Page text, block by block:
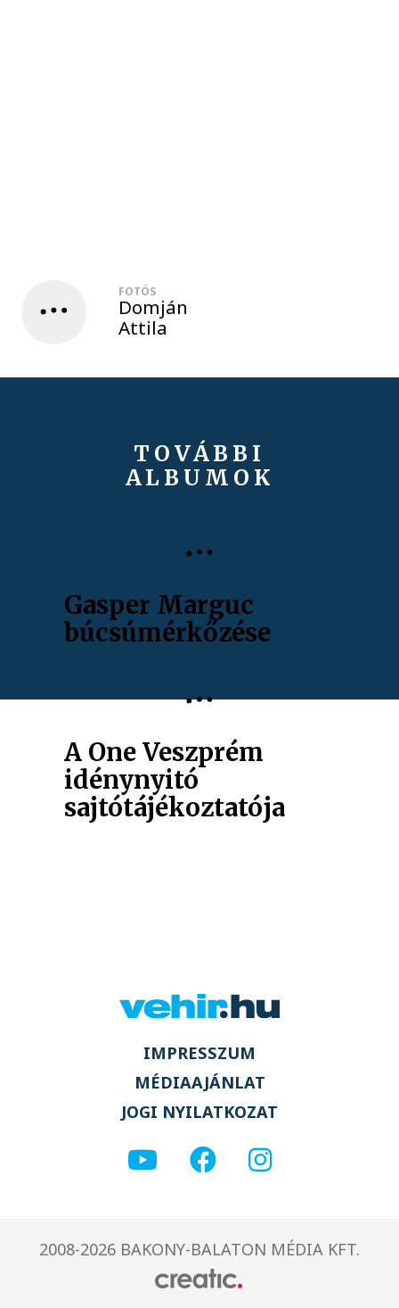
FOTÓS
Domján
Attila
TOVÁBBI
ALBUMOK
Gasper Marguc
búcsúmérkőzése
A One Veszprém
idénynyitó
sajtótájékoztatója
IMPRESSZUM
MÉDIAAJÁNLAT
JOGI NYILATKOZAT
2008-2026 BAKONY-BALATON MÉDIA KFT.